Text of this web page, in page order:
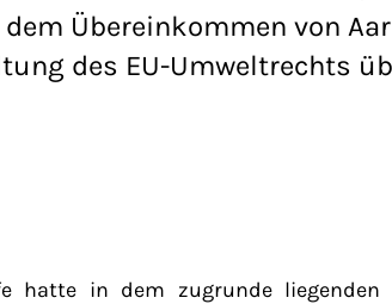
Übereinkommen von
des EU-Umweltrechts
hatte in dem zugrunde